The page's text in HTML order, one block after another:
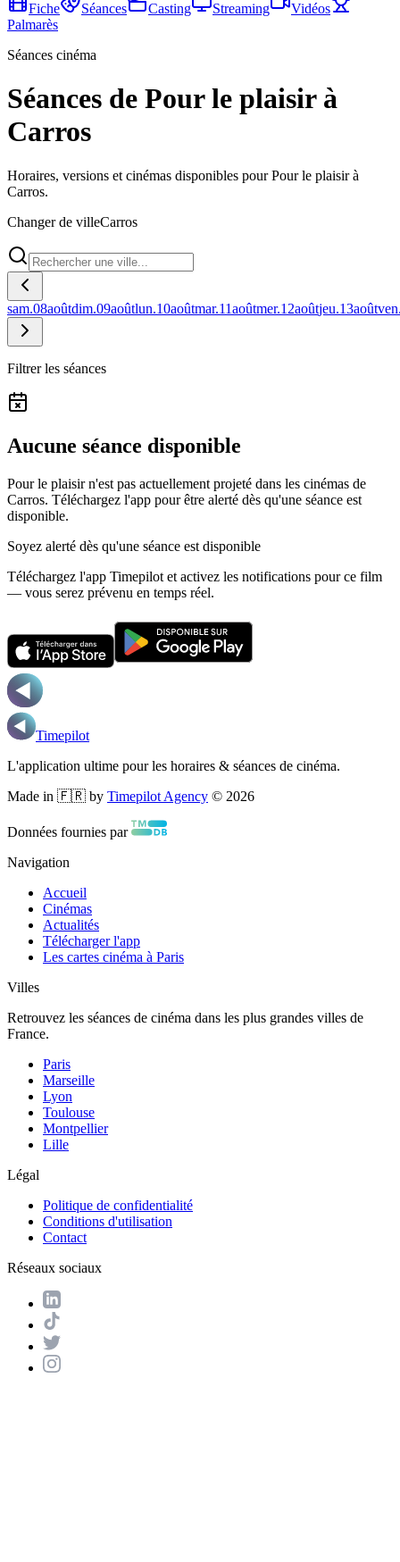
Fiche
Séances Casting Streaming
Vidéos
Palmarès
Séances cinéma
Séances de Pour le plaisir à
Carros
Horaires, versions et cinémas disponibles pour Pour le plaisir à
Carros.
Changer de villeCarros
sam.08aoûtdim.09aoûtlun.10aoûtmar.11aoûtmer.12aoûtjeu.13août
Filtrer les séances
Aucune séance disponible
Pour le plaisir n'est pas actuellement projeté dans les cinémas de
Carros. Téléchargez l'app pour être alerté dès qu'une séance est
disponible.
Soyez alerté dès qu'une séance est disponible
Téléchargez l'app Timepilot et activez les notifications pour ce film
— vous serez prévenu en temps réel.
Timepilot
L'application ultime pour les horaires & séances de cinéma.
Made in 🇫🇷 by Timepilot Agency © 2026
Données fournies par
Navigation
Accueil
Cinémas
Actualités
Télécharger l'app
Les cartes cinéma à Paris
Villes
Retrouvez les séances de cinéma dans les plus grandes villes de
France.
Paris
Marseille
Lyon
Toulouse
Montpellier
Lille
Légal
Politique de confidentialité
Conditions d'utilisation
Contact
Réseaux sociaux